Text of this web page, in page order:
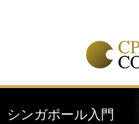
シンガポール入門